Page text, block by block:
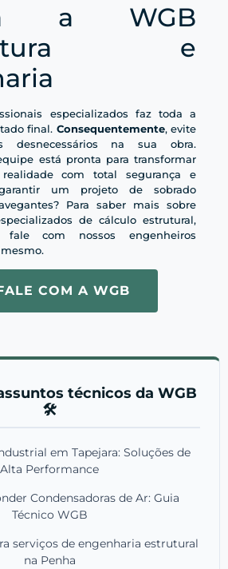
a WGB
e
especializados faz toda a
final. Consequentemente, evite
desnecessários na sua obra.
está pronta para transformar
com total segurança e
um projeto de sobrado
Para saber mais sobre
de cálculo estrutural,
com nossos engenheiros
COM A WGB
técnicos da WGB
🛠️
em Tapejara: Soluções de
Alta Performance
Condensadoras de Ar: Guia
Técnico WGB
serviços de engenharia estrutural
na Penha